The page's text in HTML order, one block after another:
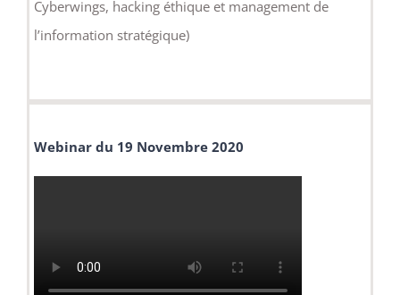
Cyberwings, hacking éthique et management de
l’information stratégique)
Webinar du 19 Novembre 2020